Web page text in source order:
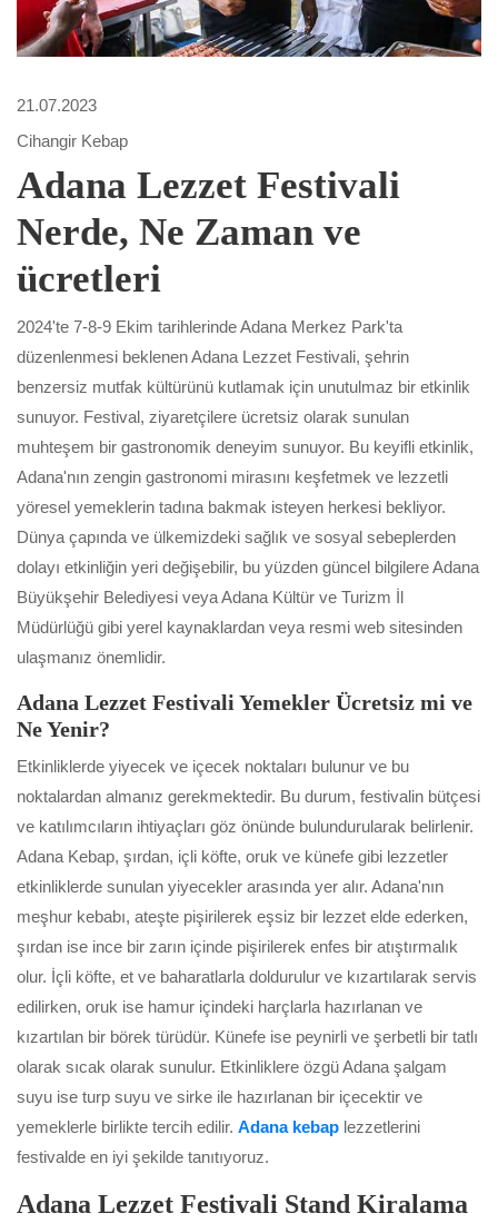
21.07.2023
Cihangir Kebap
Adana Lezzet Festivali
Nerde, Ne Zaman ve
ücretleri
2024'te 7-8-9 Ekim tarihlerinde Adana Merkez Park'ta
düzenlenmesi beklenen Adana Lezzet Festivali, şehrin
benzersiz mutfak kültürünü kutlamak için unutulmaz bir etkinlik
sunuyor. Festival, ziyaretçilere ücretsiz olarak sunulan
muhteşem bir gastronomik deneyim sunuyor. Bu keyifli etkinlik,
Adana'nın zengin gastronomi mirasını keşfetmek ve lezzetli
yöresel yemeklerin tadına bakmak isteyen herkesi bekliyor.
Dünya çapında ve ülkemizdeki sağlık ve sosyal sebeplerden
dolayı etkinliğin yeri değişebilir, bu yüzden güncel bilgilere Adana
Büyükşehir Belediyesi veya Adana Kültür ve Turizm İl
Müdürlüğü gibi yerel kaynaklardan veya resmi web sitesinden
ulaşmanız önemlidir.
Adana Lezzet Festivali Yemekler Ücretsiz mi ve
Ne Yenir?
Etkinliklerde yiyecek ve içecek noktaları bulunur ve bu
noktalardan almanız gerekmektedir. Bu durum, festivalin bütçesi
ve katılımcıların ihtiyaçları göz önünde bulundurularak belirlenir.
Adana Kebap, şırdan, içli köfte, oruk ve künefe gibi lezzetler
etkinliklerde sunulan yiyecekler arasında yer alır. Adana'nın
meşhur kebabı, ateşte pişirilerek eşsiz bir lezzet elde ederken,
şırdan ise ince bir zarın içinde pişirilerek enfes bir atıştırmalık
olur. İçli köfte, et ve baharatlarla doldurulur ve kızartılarak servis
edilirken, oruk ise hamur içindeki harçlarla hazırlanan ve
kızartılan bir börek türüdür. Künefe ise peynirli ve şerbetli bir tatlı
olarak sıcak olarak sunulur. Etkinliklere özgü Adana şalgam
suyu ise turp suyu ve sirke ile hazırlanan bir içecektir ve
yemeklerle birlikte tercih edilir. Adana kebap lezzetlerini
festivalde en iyi şekilde tanıtıyoruz.
Adana Lezzet Festivali Stand Kiralama